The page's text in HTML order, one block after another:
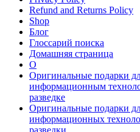
Refund and Returns Policy
Shop
Блог
Глоссарий поиска
Домашняя страница
О
Оригинальные подарки
информационным
разведке
Оригинальные подарки
информационных